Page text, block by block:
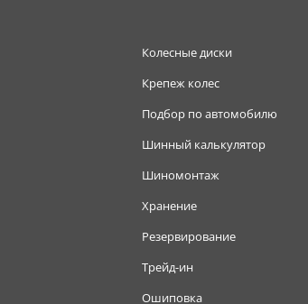
Колесные диски
Крепеж колес
Подбор по автомобилю
Шинный калькулятор
Шиномонтаж
Хранение
Резервирование
Трейд-ин
Ошиповка